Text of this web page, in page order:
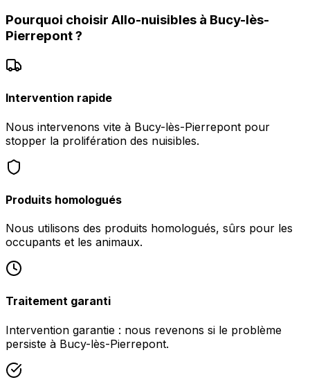
Pourquoi choisir Allo-nuisibles à Bucy-lès-
Pierrepont?
Intervention rapide
Nous intervenons vite à Bucy-lès-Pierrepont pour
stopper la prolifération des nuisibles.
Produits homologués
Nous utilisons des produits homologués, sûrs pour les
occupants et les animaux.
Traitement garanti
Intervention garantie : nous revenons si le problème
persiste à Bucy-lès-Pierrepont.